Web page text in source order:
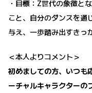
・目標：Z世代の象徴と
こと、自分のダンスを通
与え、一歩踏み出すきっ
＜本人よりコメント＞
初めましての方、いつも
ーチャルキャラクターの